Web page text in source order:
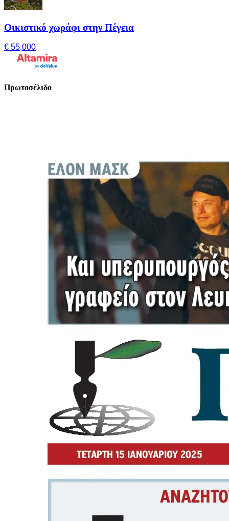
Οικιστικό χωράφι στην Πέγεια
€ 55,000
Πρωτοσέλιδο